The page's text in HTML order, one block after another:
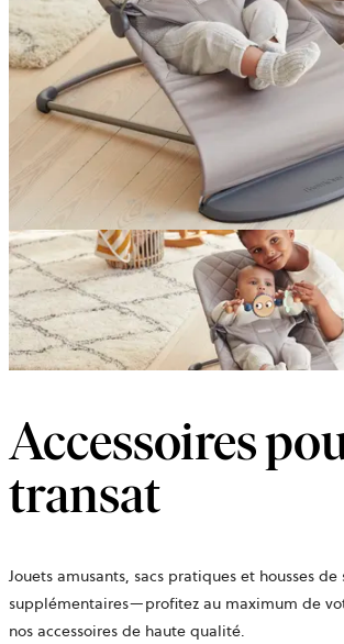
Accessoires
transat
Jouets amusants, sacs pratiques et housses de
supplémentaires—profitez au maximum de
nos accessoires de haute qualité.